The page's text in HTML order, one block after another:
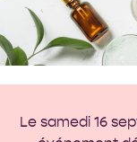
Le samedi 16